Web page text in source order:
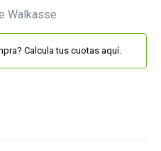
Calcula tus cuotas aquí.